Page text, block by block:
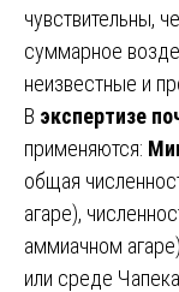
чувствительны,
суммарное
неизвестные и
В экспертизе
применяются:
общая
агаре),
аммиачном
или среде